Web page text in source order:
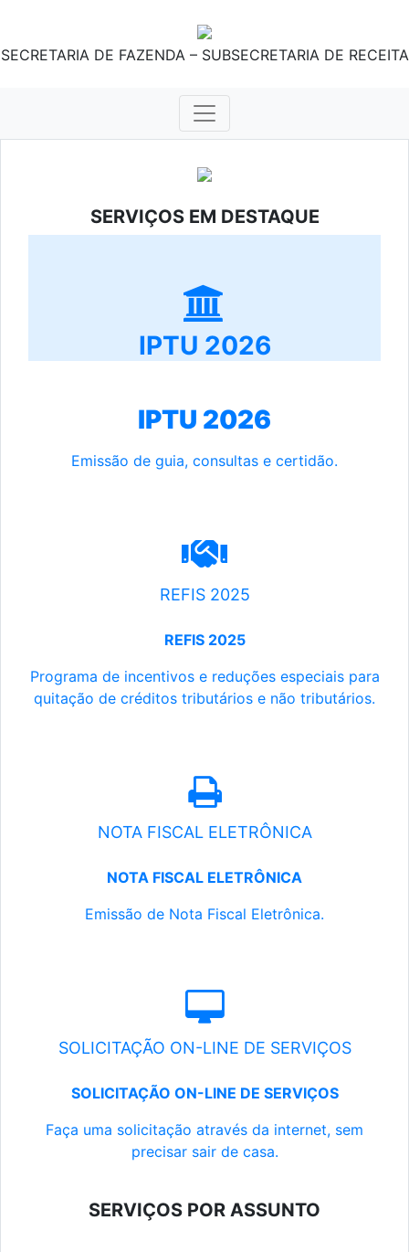
SECRETARIA DE FAZENDA – SUBSECRETARIA DE RECEITA
SERVIÇOS EM DESTAQUE
IPTU 2026
IPTU 2026
Emissão de guia, consultas e certidão.
REFIS 2025
REFIS 2025
Programa de incentivos e reduções especiais para
quitação de créditos tributários e não tributários.
NOTA FISCAL ELETRÔNICA
NOTA FISCAL ELETRÔNICA
Emissão de Nota Fiscal Eletrônica.
SOLICITAÇÃO ON-LINE DE SERVIÇOS
SOLICITAÇÃO ON-LINE DE SERVIÇOS
Faça uma solicitação através da internet, sem
precisar sair de casa.
SERVIÇOS POR ASSUNTO